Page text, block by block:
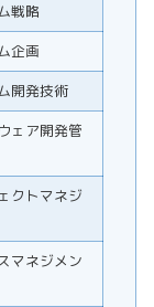
戦略
企画
開発技術
ェア開発管
クトマネジ
マネジメン